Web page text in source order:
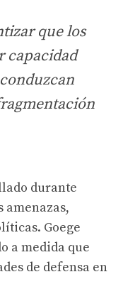
que los
capacidad
durante
amenazas,
Goege
a medida que
de defensa en